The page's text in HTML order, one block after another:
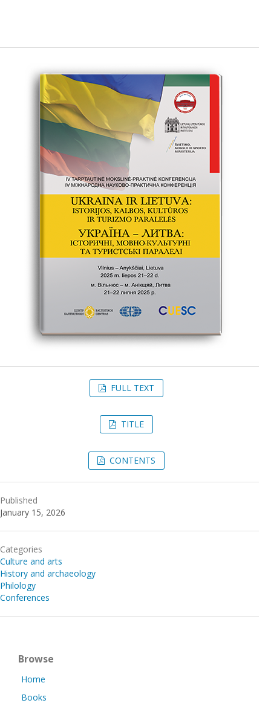
FULL TEXT
TITLE
CONTENTS
Published
January 15, 2026
Categories
Culture and arts
History and archaeology
Philology
Conferences
Browse
Home
Books